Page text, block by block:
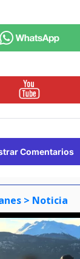
Comentarios
> Noticia